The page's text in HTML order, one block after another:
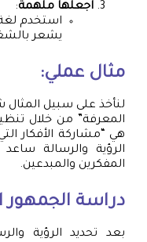
اجعلها ملهمة:
استخدم
يشعر
مثال عملي:
لنأخذ على سبيل المثال
المعرفة” من خلال
هي “مشاركة الأفكار
الرؤية والرسالة
المفكرين والمبدعين.
دراسة
بعد تحديد الرؤية